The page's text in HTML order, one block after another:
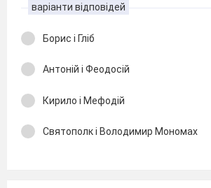
варіанти відповідей
Борис і Гліб
Антоній і Феодосій
Кирило і Мефодій
Святополк і Володимир Мономах